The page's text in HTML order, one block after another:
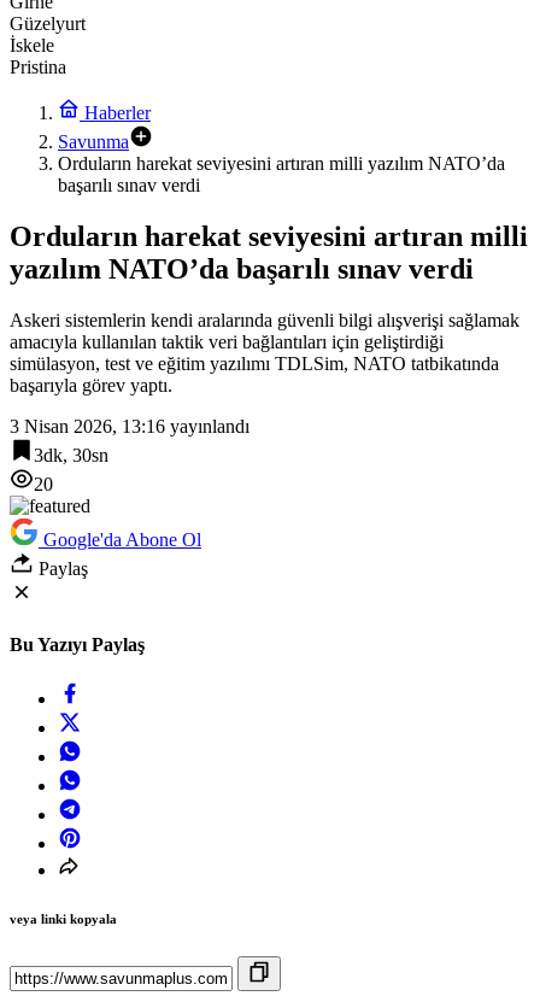
Güzelyurt
İskele
Pristina
Haberler
Savunma
Orduların harekat seviyesini artıran milli yazılım NATO’da
başarılı sınav verdi
Orduların harekat seviyesini artıran milli
yazılım NATO’da başarılı sınav verdi
Askeri sistemlerin kendi aralarında güvenli bilgi alışverişi sağlamak
amacıyla kullanılan taktik veri bağlantıları için geliştirdiği
simülasyon, test ve eğitim yazılımı TDLSim, NATO tatbikatında
başarıyla görev yaptı.
3 Nisan 2026, 13:16 yayınlandı
3dk, 30sn
20
Google'da Abone Ol
Paylaş
Bu Yazıyı Paylaş
veya linki kopyala